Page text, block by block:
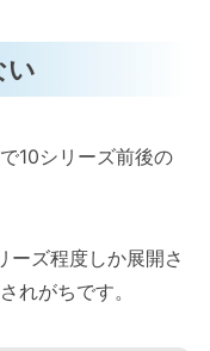
10シリーズ前後の
ーズ程度しか展開さ
れがちです。